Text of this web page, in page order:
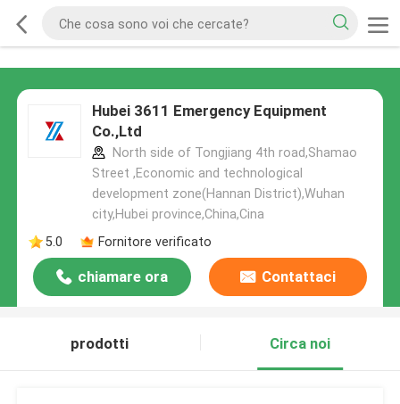
Hubei 3611 Emergency Equipment
Co.,Ltd
North side of Tongjiang 4th road,Shamao
Street ,Economic and technological
development zone(Hannan District),Wuhan
city,Hubei province,China,Cina
5.0
Fornitore verificato
chiamare ora Contattaci
prodotti Circa noi